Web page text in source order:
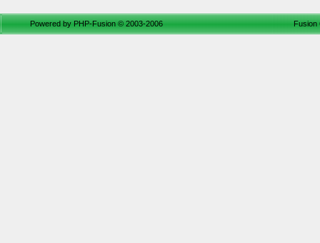
Powered byPHP-Fusion© 2003-2006 Fusion